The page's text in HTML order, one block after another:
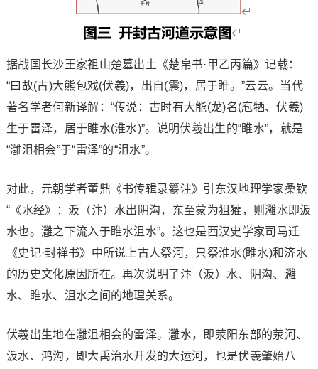
据战国长沙王家祖山楚墓出土《楚帛书·甲乙丙篇》记载：
“曰故(古)大熊包戏(伏羲)，出自(震)，居于睢。”云云。当代
著名学者何新译解：“传说：古时有大能(龙)名(庖牺、伏羲)
生于雷泽，居于睢水(淮水)”。说明伏羲出生的“睢水”，就是
“灉沮相会”于“雷泽”的“沮水”。
对此，元朝学者董鼎《书传辑录纂注》引东汉地理学家桑钦
“《水经》：汳（汴）水出阴沟，东至蒙为狙獾，则灉水即汳
水也。灉之下流入于睢水沮水”。这也是西汉史学家司马迁
《史记·封禅书》中所说上古人祭河，只祭淮水(睢水)和济水
的历史文化原因所在。再次说明了汴（汳）水、阴沟、灉
水、睢水、沮水之间的地理关系。
伏羲出生地在灉沮相会的雷泽。灉水，即荥阳东部的荥河、
汳水、鸿沟，即大禹治水开发的大运河，也是伏羲肇始八